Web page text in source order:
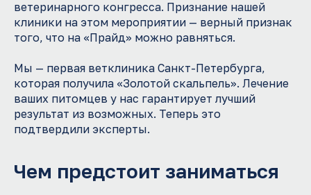
ветеринарного конгресса. Признание нашей
клиники на этом мероприятии — верный признак
того, что на «Прайд» можно равняться.
Мы — первая ветклиника Санкт-Петербурга,
которая получила «Золотой скальпель». Лечение
ваших питомцев у нас гарантирует лучший
результат из возможных. Теперь это
подтвердили эксперты.
Чем предстоит заниматься